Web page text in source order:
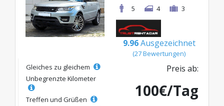
5
4 3
9.96 Ausgezeichnet
(27 Bewertungen)
Gleiches zu gleichem
Unbegrenzte Kilometer
Treffen und Grüßen
Preis ab:
100€/Tag